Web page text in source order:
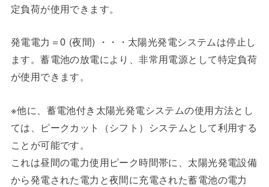
定負荷が使用できます。
発電電力＝0 (夜間) ・・・太陽光発電システムは停止し
ます。蓄電池の放電により、非常用電源として特定負荷
が使用できます。
※他に、蓄電池付き太陽光発電システムの使用方法とし
ては、ピークカット（シフト）システムとして利用する
ことが可能です。
これは昼間の電力使用ピーク時間帯に、太陽光発電設備
から発電された電力と夜間に充電された蓄電池の電力